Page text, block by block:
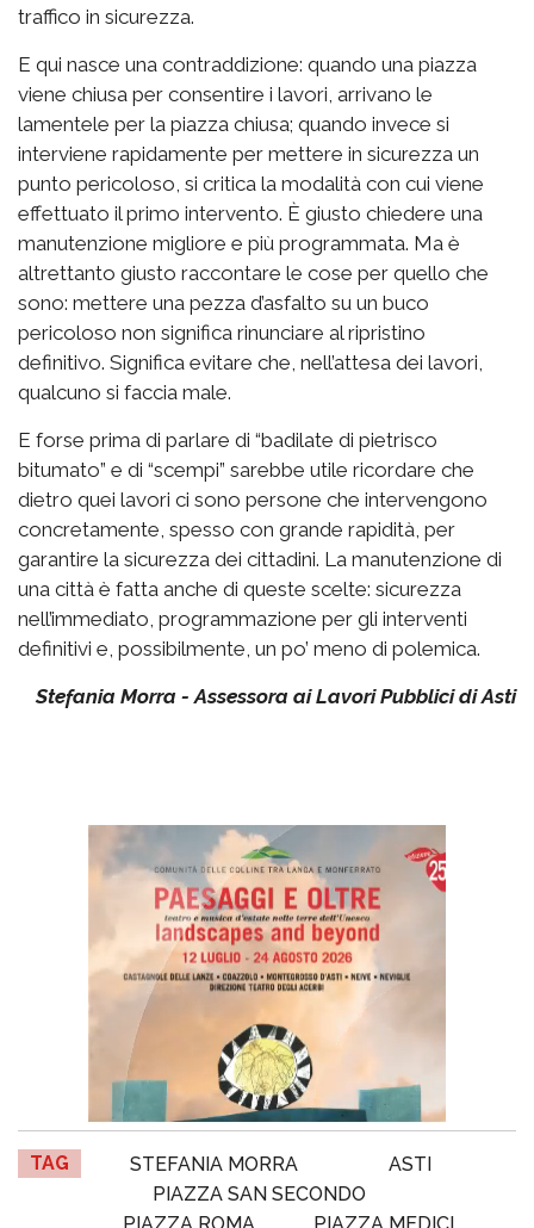
traffico in sicurezza.
E qui nasce una contraddizione: quando una piazza
viene chiusa per consentire i lavori, arrivano le
lamentele per la piazza chiusa; quando invece si
interviene rapidamente per mettere in sicurezza un
punto pericoloso, si critica la modalità con cui viene
effettuato il primo intervento. È giusto chiedere una
manutenzione migliore e più programmata. Ma è
altrettanto giusto raccontare le cose per quello che
sono: mettere una pezza d’asfalto su un buco
pericoloso non significa rinunciare al ripristino
definitivo. Significa evitare che, nell’attesa dei lavori,
qualcuno si faccia male.
E forse prima di parlare di “badilate di pietrisco
bitumato” e di “scempi” sarebbe utile ricordare che
dietro quei lavori ci sono persone che intervengono
concretamente, spesso con grande rapidità, per
garantire la sicurezza dei cittadini. La manutenzione di
una città è fatta anche di queste scelte: sicurezza
nell’immediato, programmazione per gli interventi
definitivi e, possibilmente, un po’ meno di polemica.
Stefania Morra - Assessora ai Lavori Pubblici di Asti
TAG STEFANIA MORRA
ASTI
PIAZZA SAN SECONDO